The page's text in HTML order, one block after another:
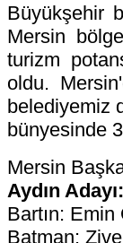
Büyükşehir
Mersin
turizm
oldu.
belediyemiz
bünyesinde
Mersin
Aydın
Bartın: Emin
Batman: